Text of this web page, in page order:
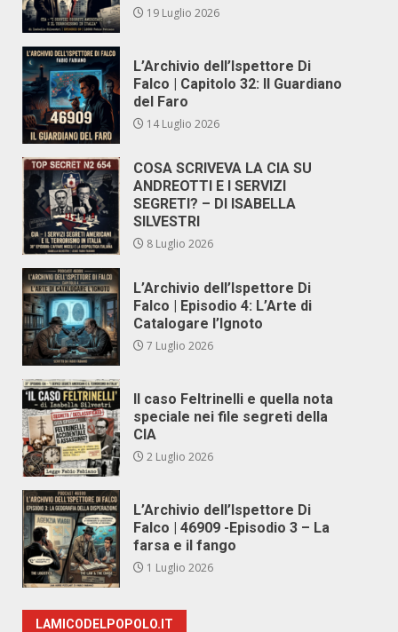
19 Luglio 2026
L’Archivio dell’Ispettore Di
Falco | Capitolo 32: Il Guardiano
del Faro
14 Luglio 2026
COSA SCRIVEVA LA CIA SU
ANDREOTTI E I SERVIZI
SEGRETI? – DI ISABELLA
SILVESTRI
8 Luglio 2026
L’Archivio dell’Ispettore Di
Falco | Episodio 4: L’Arte di
Catalogare l’Ignoto
7 Luglio 2026
Il caso Feltrinelli e quella nota
speciale nei file segreti della
CIA
2 Luglio 2026
L’Archivio dell’Ispettore Di
Falco | 46909 -Episodio 3 – La
farsa e il fango
1 Luglio 2026
LAMICODELPOPOLO.IT